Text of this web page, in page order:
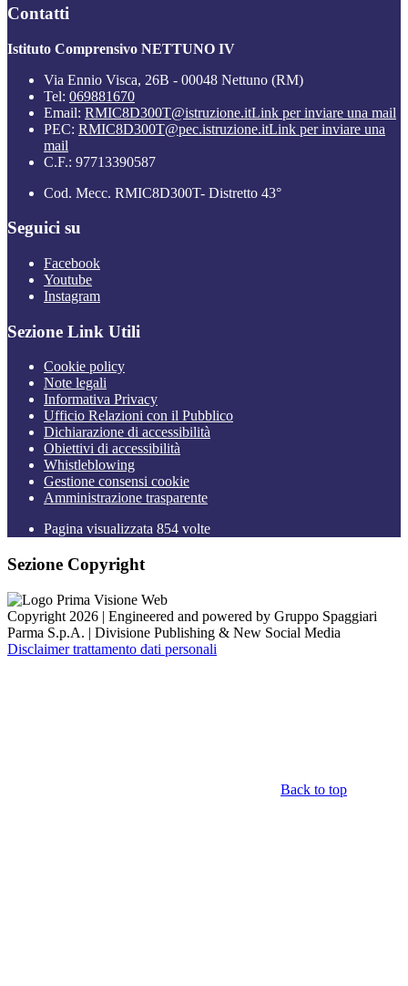
Contatti
Istituto Comprensivo NETTUNO IV
Via Ennio Visca, 26B - 00048 Nettuno (RM)
Tel: 069881670
Email: RMIC8D300T@istruzione.itLink per inviare una mail
PEC: RMIC8D300T@pec.istruzione.itLink per inviare una
mail
C.F.: 97713390587
Cod. Mecc. RMIC8D300T- Distretto 43°
Seguici su
Facebook
Youtube
Instagram
Sezione Link Utili
Cookie policy
Note legali
Informativa Privacy
Ufficio Relazioni con il Pubblico
Dichiarazione di accessibilità
Obiettivi di accessibilità
Whistleblowing
Gestione consensi cookie
Amministrazione trasparente
Pagina visualizzata 854 volte
Sezione Copyright
Copyright 2026 | Engineered and powered by Gruppo Spaggiari
Parma S.p.A. | Divisione Publishing & New Social Media
Disclaimer trattamento dati personali
Back to top